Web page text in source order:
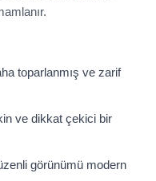
toparlanmış ve zarif
ve dikkat çekici bir
görünümü modern